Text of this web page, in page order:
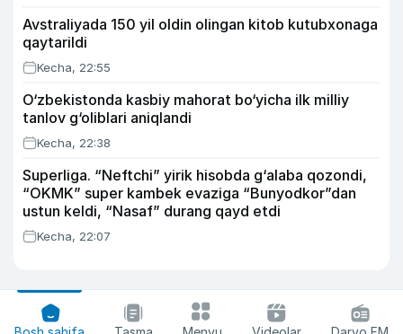
Avstraliyada 150 yil oldin olingan kitob kutubxonaga
qaytarildi
Kecha, 22:55
O‘zbekistonda kasbiy mahorat bo‘yicha ilk milliy
tanlov g‘oliblari aniqlandi
Kecha, 22:38
Superliga. “Neftchi” yirik hisobda g‘alaba qozondi,
“OKMK” super kambek evaziga “Bunyodkor”dan
ustun keldi, “Nasaf” durang qayd etdi
Kecha, 22:07